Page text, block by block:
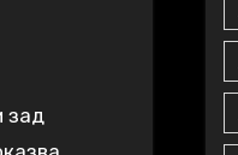
зад